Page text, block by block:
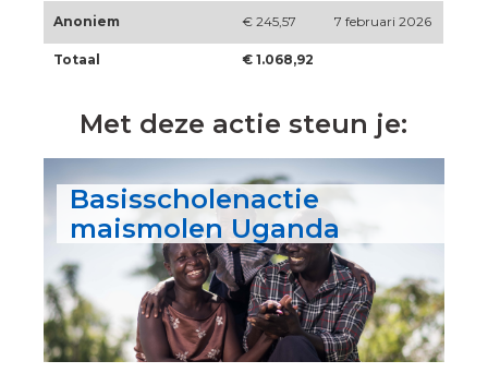
Anoniem € 245,57 7 februari 2026
Totaal € 1.068,92
Met deze actie steun je:
Basisscholenactie
maismolen Uganda